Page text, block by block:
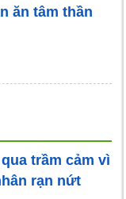
ăn tâm thần
trầm cảm vì
rạn nứt